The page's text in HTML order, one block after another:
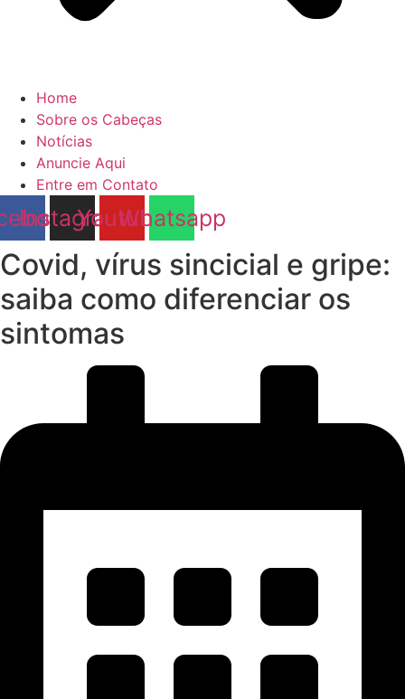
Home
Sobre os Cabeças
Notícias
Anuncie Aqui
Entre em Contato
Instagram
Youtube
Whatsapp
Covid, vírus sincicial e gripe:
saiba como diferenciar os
sintomas